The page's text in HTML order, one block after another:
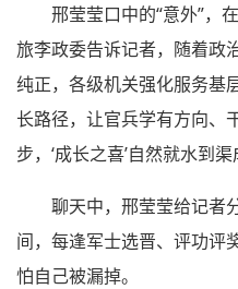
邢莹莹口中的“意外”，
旅李政委告诉记者，随着政
纯正，各级机关强化服务基
长路径，让官兵学有方向、
步，‘成长之喜’自然就水到
聊天中，邢莹莹给记者
间，每逢军士选晋、评功评
怕自己被漏掉。